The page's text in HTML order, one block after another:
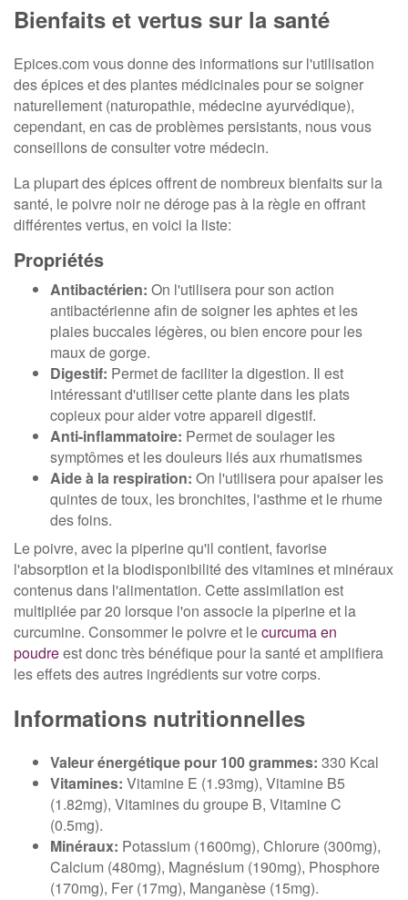
Bienfaits et vertus sur la santé
Epices.com vous donne des informations sur l'utilisation
des épices et des plantes médicinales pour se soigner
naturellement (naturopathie, médecine ayurvédique),
cependant, en cas de problèmes persistants, nous vous
conseillons de consulter votre médecin.
La plupart des épices offrent de nombreux bienfaits sur la
santé, le poivre noir ne déroge pas à la règle en offrant
différentes vertus, en voici la liste:
Propriétés
Antibactérien: On l'utilisera pour son action
antibactérienne afin de soigner les aphtes et les
plaies buccales légères, ou bien encore pour les
maux de gorge.
Digestif: Permet de faciliter la digestion. Il est
intéressant d'utiliser cette plante dans les plats
copieux pour aider votre appareil digestif.
Anti-inflammatoire: Permet de soulager les
symptômes et les douleurs liés aux rhumatismes
Aide à la respiration: On l'utilisera pour apaiser les
quintes de toux, les bronchites, l'asthme et le rhume
des foins.
Le poivre, avec la piperine qu'il contient, favorise
l'absorption et la biodisponibilité des vitamines et minéraux
contenus dans l'alimentation. Cette assimilation est
multipliée par 20 lorsque l'on associe la piperine et la
curcumine. Consommer le poivre et lecurcuma en
poudreest donc très bénéfique pour la santé et amplifiera
les effets des autres ingrédients sur votre corps.
Informations nutritionnelles
Valeur énergétique pour 100 grammes: 330 Kcal
Vitamines: Vitamine E (1.93mg), Vitamine B5
(1.82mg), Vitamines du groupe B, Vitamine C
(0.5mg).
Minéraux: Potassium (1600mg), Chlorure (300mg),
Calcium (480mg), Magnésium (190mg), Phosphore
(170mg), Fer (17mg), Manganèse (15mg).